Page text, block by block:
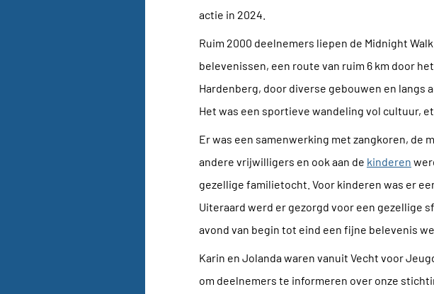
actie in 2024.
Ruim 2000 deelnemers liepen de Midnight
belevenissen, een route van ruim 6 km door
Hardenberg, door diverse gebouwen en langs
Het was een sportieve wandeling vol cultuur,
Er was een samenwerking met zangkoren, de
andere vrijwilligers en ook aan de kinderen
gezellige familietocht. Voor kinderen was er
Uiteraard werd er gezorgd voor een gezellige
avond van begin tot eind een fijne belevenis
Karin en Jolanda waren vanuit Vecht voor
om deelnemers te informeren over onze